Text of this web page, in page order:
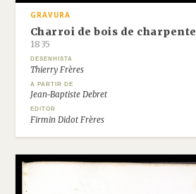
GRAVURA
Charroi de bois de charpente
1835
DESENHISTA
Thierry Frères
A PARTIR DE
Jean-Baptiste Debret
EDITOR
Firmin Didot Frères